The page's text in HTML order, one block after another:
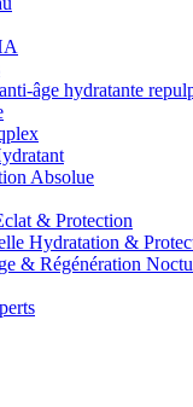
âge hydratante
Absolue
& Protection
Hydratation &
& Régénération